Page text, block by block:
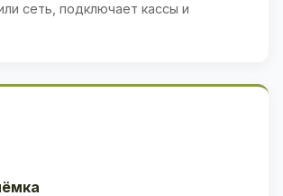
сеть, подключает кассы и